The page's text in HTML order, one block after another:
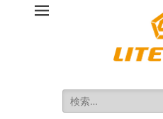
～ 様々な造形方式に対応‎ ～
検
索: